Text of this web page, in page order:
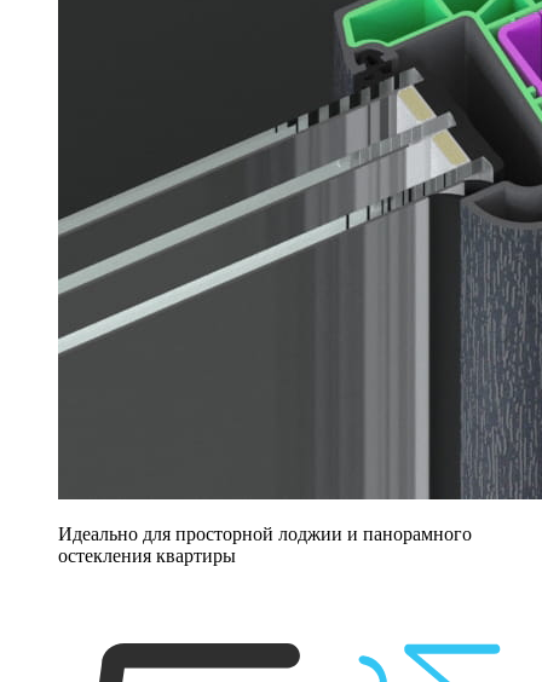
Идеально для просторной лоджии и панорамного
остекления квартиры